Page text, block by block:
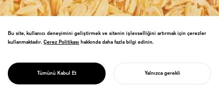
PROJECT
HUSKEY
tasarım ve fikri mülkiyet geliştirme
süreçlerini yönetti.
Bu site, kullanıcı deneyimini geliştirmek ve sitenin işlevselliğini artırmak için çerezler
kullanmaktadır. Çerez Politikası
Çerez Politikası hakkında daha fazla bilgi edinin.
Tümünü Kabul Et Yalnızca gerekli